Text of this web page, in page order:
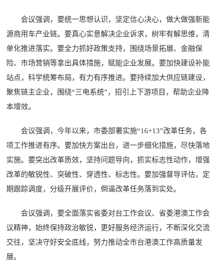
会议强调，要统一思想认识，坚定信心决心，做大做强新能
源商用车产业链。要真心实意解决企业诉求，树牢有解思维，清
单化推进落实。要全力抓好政策支持，围绕场景拓展、金融保
险、市场营销等拿出具体措施，赋能企业发展。要加快建设补能
站点，科学统筹布局，有力有序推进。要持续加大供应链建设，
聚焦链主企业，围绕“三电系统”，招引上下游项目，帮助企业降
本增效。
会议强调，今年以来，市委部署实施“16+13”改革任务，各
项工作推进有序。要加快方案出台，进一步细化措施，尽快落地
实施。要突出改革质效，坚持问题导向，抓实标志性动作，增强
改革的敏锐性、突破性、穿透性、标志性。要加强督导评估，定
期跟踪调度，分级开展评价，倒逼改革任务落到实处。
会议强调，要全面落实省委对台工作会议、省委港澳工作会
议精神，始终保持政治敏锐，更好服务经济运行，不断深化交流
交往，坚决守好安全底线，努力推动全市台港澳工作高质量发
展。